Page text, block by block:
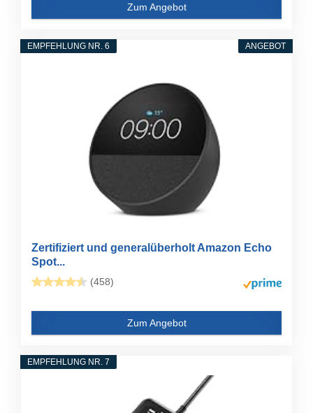
Zum Angebot
ANGEBOT
EMPFEHLUNG NR. 6
Zertifiziert und generalüberholt Amazon Echo
Spot...
(458)
Zum Angebot
EMPFEHLUNG NR. 7